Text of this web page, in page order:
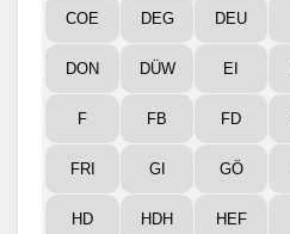
COE DEG DEU
DON DÜW EI
F FB FD
FRI GI GÖ
HD HDH HEF